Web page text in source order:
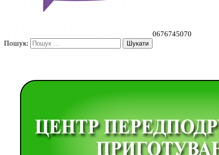
0676745070
Пошук: